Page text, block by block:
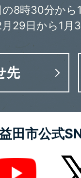
8時30分から
月29日から1月
先
田市公式
X